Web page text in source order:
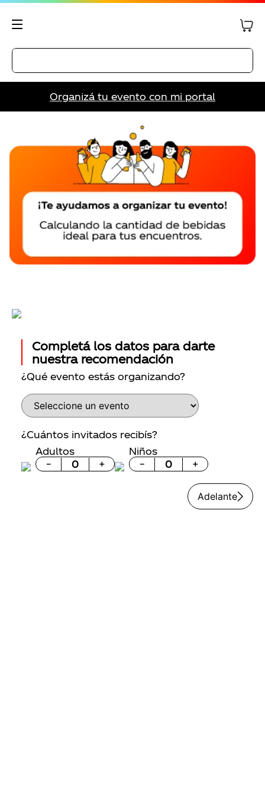
Organizá tu evento con mi portal
Completá los datos para darte
nuestra recomendación
¿Qué evento estás organizando?
¿Cuántos invitados recibís?
Adultos
＋
－
Niños
＋
－
Adelante